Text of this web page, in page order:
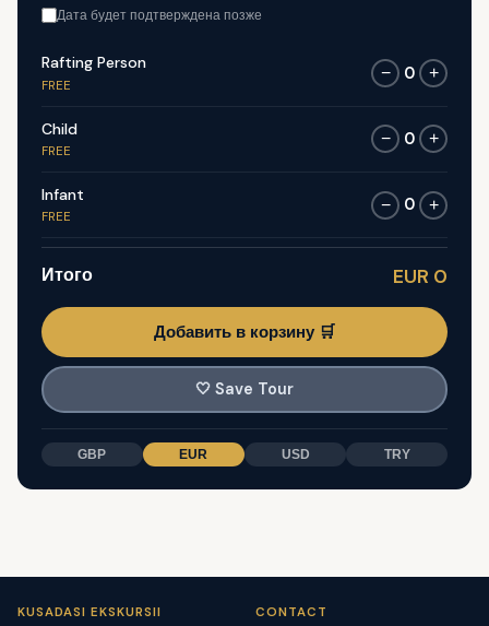
Дата будет подтверждена позже
Rafting Person
FREE
− 0 +
Child
FREE
− 0 +
Infant
FREE
− 0 +
Итого EUR 0
Добавить в корзину 🛒
🤍 Save Tour
GBP EUR USD TRY
KUSADASI EKSKURSII CONTACT